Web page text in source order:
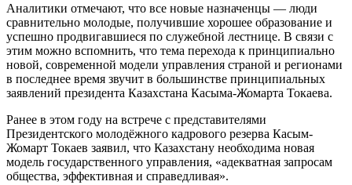
Аналитики отмечают, что все новые назначенцы — люди
сравнительно молодые, получившие хорошее образование и
успешно продвигавшиеся по служебной лестнице. В связи с
этим можно вспомнить, что тема перехода к принципиально
новой, современной модели управления страной и регионами
в последнее время звучит в большинстве принципиальных
заявлений президента Казахстана Касыма-Жомарта Токаева.
Ранее в этом году на встрече с представителями
Президентского молодёжного кадрового резерва Касым-
Жомарт Токаев заявил, что Казахстану необходима новая
модель государственного управления, «адекватная запросам
общества, эффективная и справедливая».